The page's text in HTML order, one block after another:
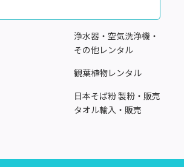
浄水器・空気洗浄機・
その他レンタル
観葉植物レンタル
日本そば粉 製粉・販売
タオル輸入・販売